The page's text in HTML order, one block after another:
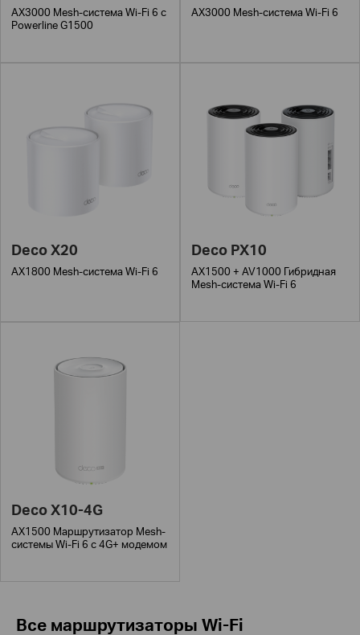
AX3000 Mesh-система Wi-Fi 6 с
Powerline G1500
AX3000 Mesh-система Wi-Fi 6
Deco X20
AX1800 Mesh-система Wi-Fi 6
Deco PX10
AX1500 + AV1000 Гибридная
Mesh-система Wi-Fi 6
Deco X10-4G
AX1500 Маршрутизатор Mesh-
системы Wi-Fi 6 с 4G+ модемом
Все маршрутизаторы Wi-Fi